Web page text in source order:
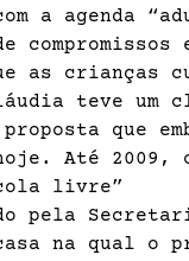
a agenda
compromissos
as crianças
teve um
que
Até 2009,
livre”
pela
na qual o